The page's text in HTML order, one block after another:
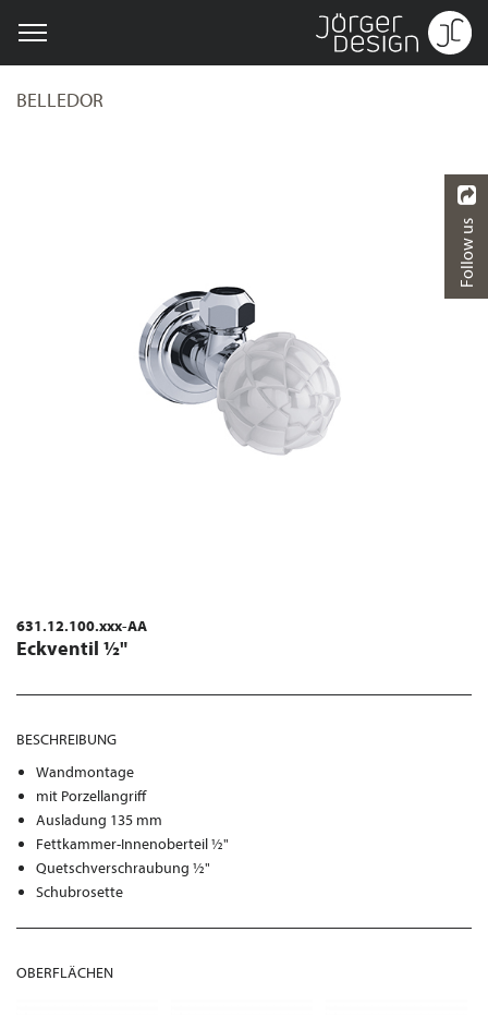
BELLEDOR
631.12.100.xxx-AA
Eckventil ½"
BESCHREIBUNG
Wandmontage
mit Porzellangriff
Ausladung 135 mm
Fettkammer-Innenoberteil ½"
Quetschverschraubung ½"
Schubrosette
OBERFLÄCHEN
Follow us